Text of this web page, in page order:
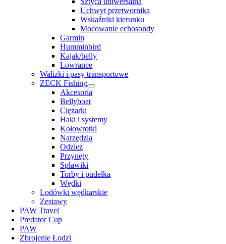
Uchwyt przetwornika
Wskaźniki kierunku
Mocowanie echosondy
Garmin
Humminbird
Kajak/belly
Lowrance
Walizki i pasy transportowe
ZECK Fishing
Akcesoria
Bellyboat
Ciężarki
Haki i systemy
Kołowrotki
Narzędzia
Odzież
Przynęty
Spławiki
Torby i pudełka
Wędki
Lodówki wędkarskie
Zestawy
PAW Travel
Predator Cup
PAW
Zbrojenie Łodzi